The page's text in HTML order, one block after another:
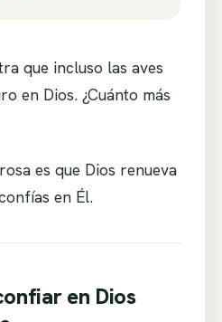
que incluso las aves
en Dios. ¿Cuánto más
es que Dios renueva
en Él.
en Dios